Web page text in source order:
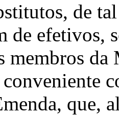
de
de efetivos,
membros da
que,